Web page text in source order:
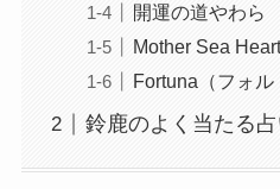
開運の道やわら
Mother Sea
Fortuna（フォル
鈴鹿のよく当たる占